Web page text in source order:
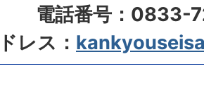
電話番号：0833-
レス：